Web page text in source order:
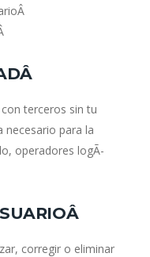
terceros sin tu
necesario para la
operadores logÃ­
corregir o eliminar